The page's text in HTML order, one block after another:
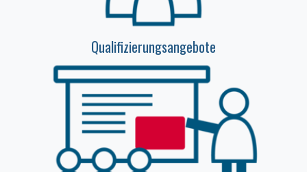
Qualifizierungsangebote